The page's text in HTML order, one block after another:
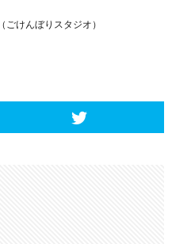
（ごけんぼりスタジオ）